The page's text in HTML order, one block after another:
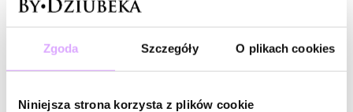
Zgoda Szczegóły O plikach cookies
Niniejsza strona korzysta z plików cookie
Paradise
Bransoletka z okrągłego